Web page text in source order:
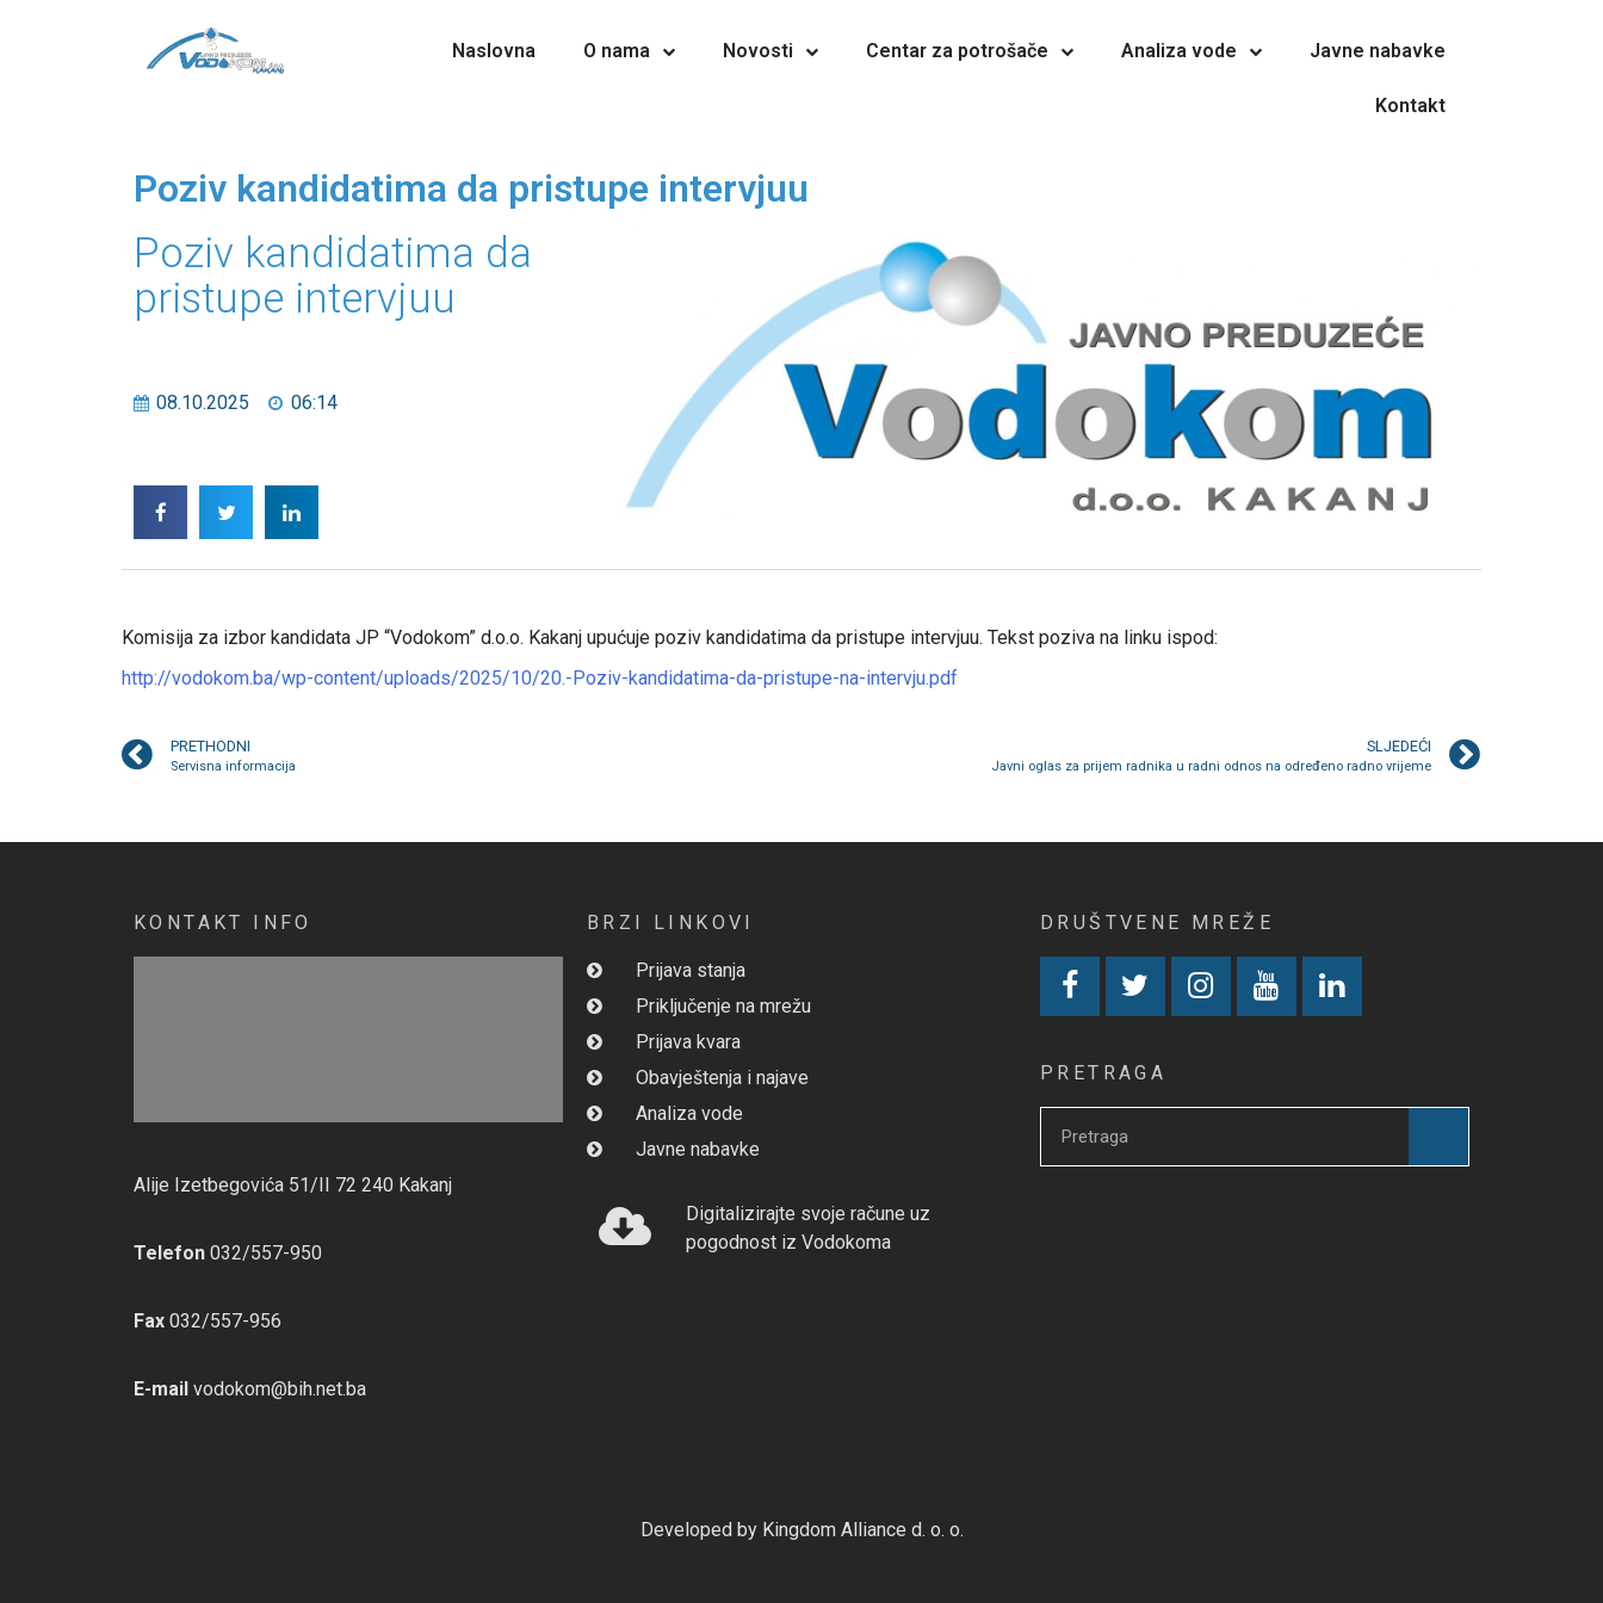
Naslovna O nama Novosti Centar za potrošače Analiza vode Javne nabavke
Kontakt
Poziv kandidatima da pristupe intervjuu
Poziv kandidatima da
pristupe intervjuu
08.10.2025 06:14
Komisija za izbor kandidata JP “Vodokom” d.o.o. Kakanj upućuje poziv kandidatima da pristupe intervjuu. Tekst poziva na linku ispod:
http://vodokom.ba/wp-content/uploads/2025/10/20.-Poziv-kandidatima-da-pristupe-na-intervju.pdf
PRETHODNI
Servisna informacija
SLJEDEĆI
Javni oglas za prijem radnika u radni odnos na određeno radno vrijeme
KONTAKT INFO
Alije Izetbegovića 51/II 72 240 Kakanj
Telefon 032/557-950
Fax 032/557-956
E-mail vodokom@bih.net.ba
BRZI LINKOVI
Prijava stanja
Priključenje na mrežu
Prijava kvara
Obavještenja i najave
Analiza vode
Javne nabavke
Digitalizirajte svoje račune uz
pogodnost iz Vodokoma
DRUŠTVENE MREŽE
PRETRAGA
Developed by Kingdom Alliance d. o. o.